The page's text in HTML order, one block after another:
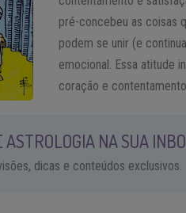
pré-concebeu as coisas
podem se unir (e
emocional. Essa atitude
coração e
ASTROLOGIA NA SUA
dicas e conteúdos exclusivos.